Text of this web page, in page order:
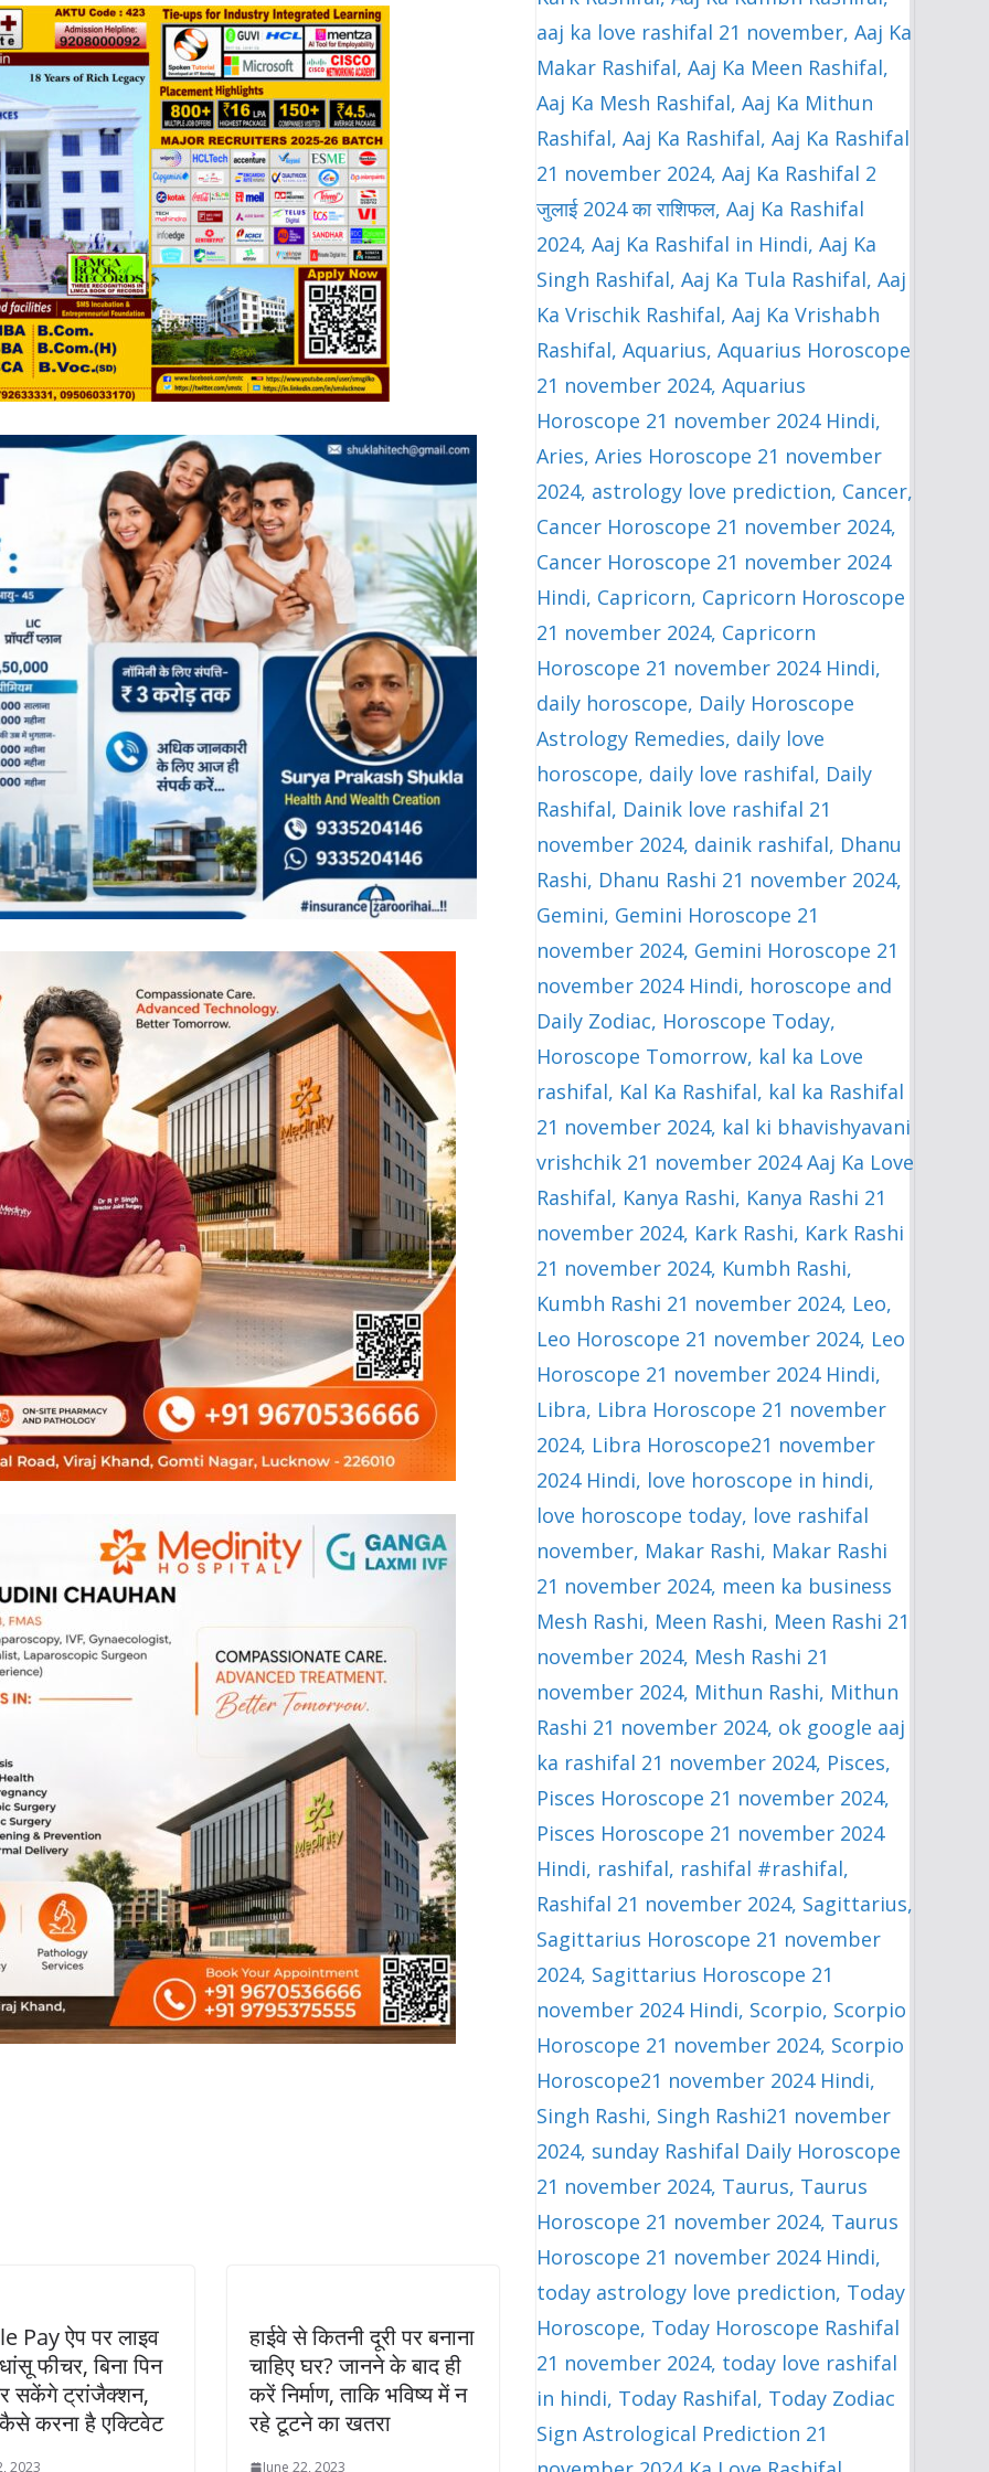
Pay ऐप पर लाइव
फीचर, बिना पिन
सकेंगे ट्रांजैक्शन,
करना है एक्टिवेट
2023
हाईवे से कितनी दूरी पर बनाना
चाहिए घर? जानने के बाद ही
करें निर्माण, ताकि भविष्य में न
रहे टूटने का खतरा
June 22, 2023